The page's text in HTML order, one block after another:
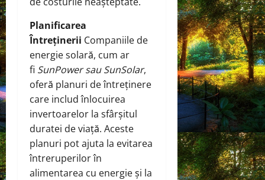
Planificarea
Întreținerii Companiile de
energie solară, cum ar
fi SunPower sau SunSolar,
oferă planuri de întreținere
care includ înlocuirea
invertoarelor la sfârșitul
duratei de viață. Aceste
planuri pot ajuta la evitarea
întreruperilor în
alimentarea cu energie și la